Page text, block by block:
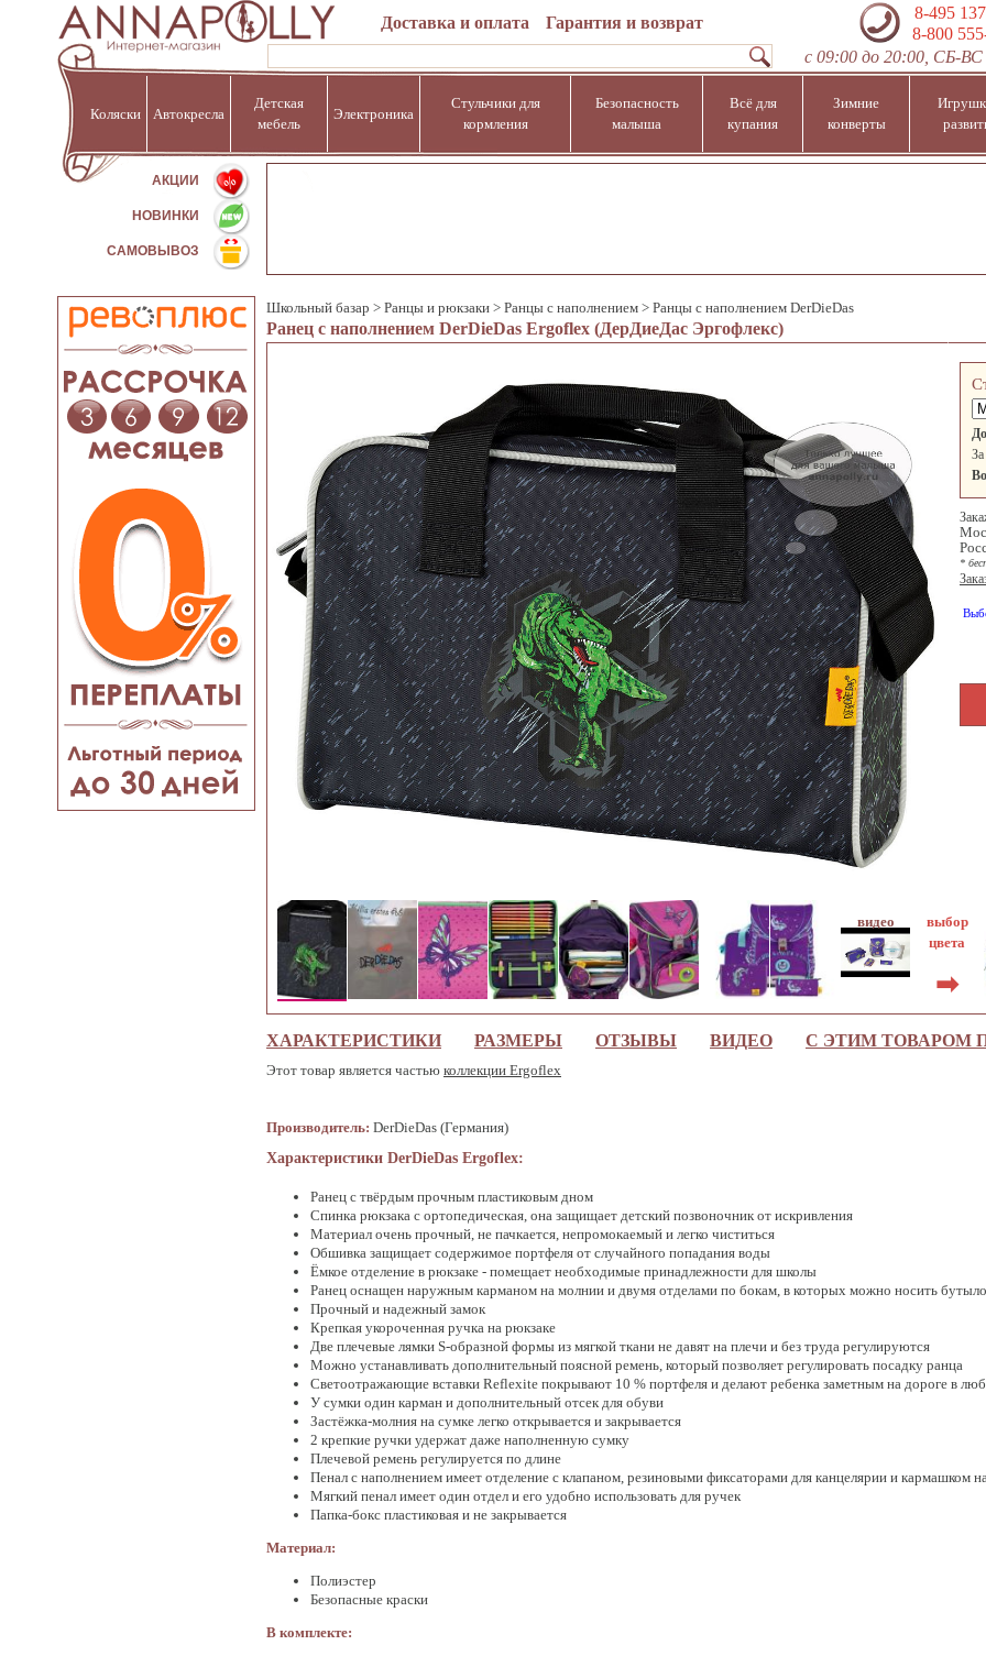
Доставка и оплата Гарантия и возврат
8-495
8-800
с 09:00 до 20:00, СБ-ВС
Коляски Автокресла
Детская
мебель
Электроника
Стульчики для
кормления
Безопасность
малыша
Всё для
купания
Зимние
конверты
АКЦИИ %
НОВИНКИ
САМОВЫВОЗ
Школьный базар > Ранцы и рюкзаки > Ранцы с наполнением > Ранцы с наполнением DerDieDas
Ранец с наполнением DerDieDas Ergoflex (ДерДиеДас Эргофлекс)
*
выбор
цвета
➡
ХАРАКТЕРИСТИКИ РАЗМЕРЫ ОТЗЫВЫ ВИДЕО С ЭТИМ ТОВАРОМ
Этот товар является частью коллекции Ergoflex
Производитель: DerDieDas (Германия)
Характеристики DerDieDas Ergoflex:
Ранец с твёрдым прочным пластиковым дном
Спинка рюкзака с ортопедическая, она защищает детский позвоночник от искривления
Материал очень прочный, не пачкается, непромокаемый и легко чиститься
Обшивка защищает содержимое портфеля от случайного попадания воды
Ёмкое отделение в рюкзаке - помещает необходимые принадлежности для школы
Ранец оснащен наружным карманом на молнии и двумя отделами по бокам, в которых можно носить
Прочный и надежный замок
Крепкая укороченная ручка на рюкзаке
Две плечевые лямки S-образной формы из мягкой ткани нe давят на плечи и без труда регулируются
Можно устанавливать дополнительный поясной ремень, который позволяет регулировать посадку ранца
Светоотражающие вставки Reflexite покрывают 10 % портфеля и делают ребенка заметным на дороге в
У сумки один карман и дополнительный отсек для обуви
Застёжка-молния на сумке легко открывается и закрывается
2 крепкие ручки удержат даже наполненную сумку
Плечевой ремень регулируется по длине
Пенал с наполнением имеет отделение с клапаном, резиновыми фиксаторами для канцелярии и кармашком
Мягкий пенал имеет один отдел и его удобно использовать для ручек
Папка-бокс пластиковая и не закрывается
Материал:
Полиэстер
Безопасные краски
В комплекте: